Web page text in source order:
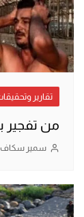
تقارير
من تفجير
سمير سكاف